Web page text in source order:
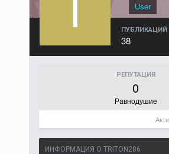
User
ПУБЛИКАЦИЙ
38
РЕПУТАЦИЯ
0
Равнодушие
ИНФОРМАЦИЯ О TRITON286